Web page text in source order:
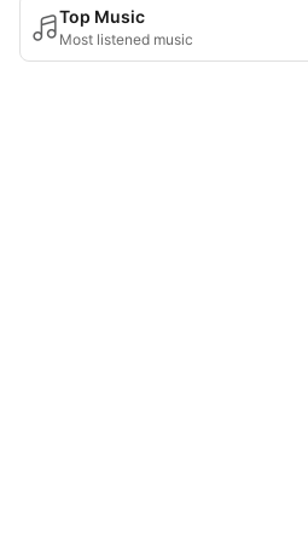
Top Music
Most listened music